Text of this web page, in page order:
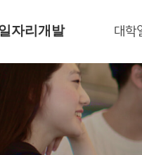
자리개발
원
대학